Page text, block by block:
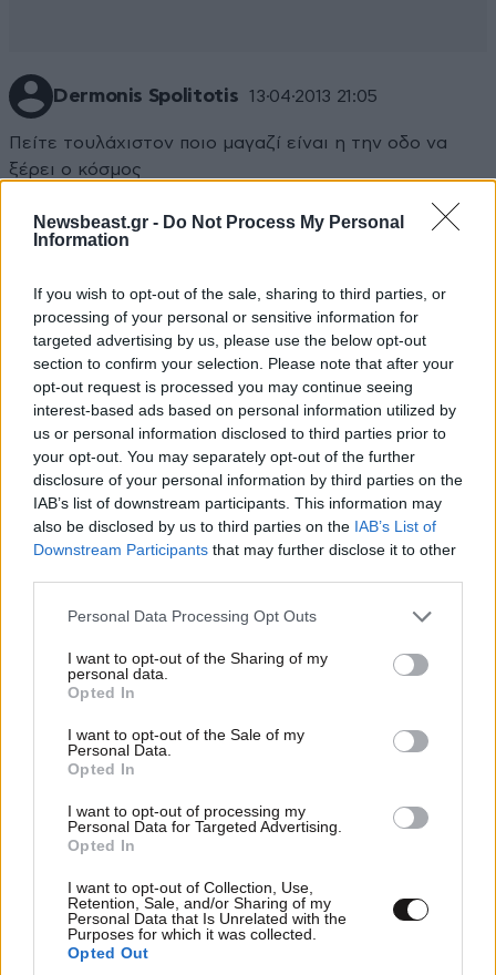
Newsbeast.gr - Do Not Process My Personal
Information
If you wish to opt-out of the sale, sharing to third parties, or
processing of your personal or sensitive information for
targeted advertising by us, please use the below opt-out
section to confirm your selection. Please note that after your
opt-out request is processed you may continue seeing
interest-based ads based on personal information utilized by
us or personal information disclosed to third parties prior to
your opt-out. You may separately opt-out of the further
disclosure of your personal information by third parties on the
IAB’s list of downstream participants. This information may
also be disclosed by us to third parties on the IAB’s List of
Downstream Participants that may further disclose it to other
Please note that this website/app uses one or more Google
not limited to your visit or usage behaviour. You may click to
grant or deny consent to Google and its third-party tags to
use your data for below specified purposes in below Google
consent section.
Personal Data Processing Opt Outs
I want to opt-out of the Sharing of my
personal data.
Opted In
I want to opt-out of the Sale of my
Personal Data.
Opted In
I want to opt-out of processing my
Personal Data for Targeted Advertising.
Opted In
I want to opt-out of Collection, Use,
Retention, Sale, and/or Sharing of my
Personal Data that Is Unrelated with the
Purposes for which it was collected.
Opted Out
Dermonis Spolitotis 13·04·2013 21:05
Πείτε τουλάχιστον ποιο μαγαζί είναι η την οδο να
ξέρει ο κόσμος
Απαντήστε 0
maria.kal 13·04·2013 16:18
κάντε κιαλους ελενχους στα μαγαζιά θα βρειται
πολλά (μαϊμού)
Απαντήστε
TRENDING
LIFESTYLE06·08·2026 12:46
Μαρία Κορινθίου: «Είμαι πιο ευτυχισμένη από